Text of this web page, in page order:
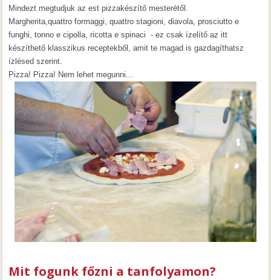
Mindezt megtudjuk az est pizzakészítő mesterétől.
Margherita,quattro formaggi, quattro stagioni, diavola, prosciutto e
funghi, tonno e cipolla, ricotta e spinaci - ez csak ízelítő az itt
készíthető klasszikus receptekből, amit te magad is gazdagíthatsz
ízlésed szerint.
Pizza! Pizza! Nem lehet megunni...
Mit fogunk főzni a tanfolyamon?